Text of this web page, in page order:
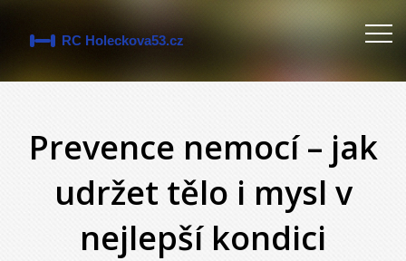
Prevence nemocí – jak
udržet tělo i mysl v
nejlepší kondici